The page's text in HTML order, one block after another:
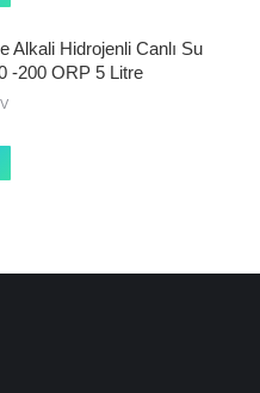
Alkali Hidrojenli Canlı Su
-200 ORP 5 Litre